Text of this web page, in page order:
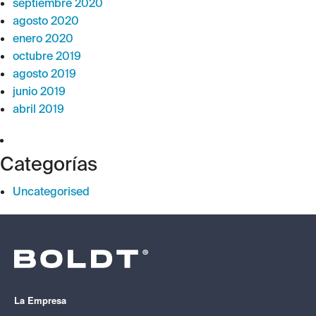
septiembre 2020
agosto 2020
enero 2020
octubre 2019
agosto 2019
junio 2019
abril 2019
Categorías
Uncategorised
La Empresa